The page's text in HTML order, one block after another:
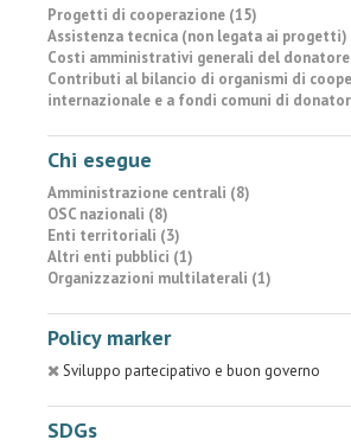
Progetti di cooperazione (15)
Assistenza tecnica (non legata ai progetti)
Costi amministrativi generali del
Contributi al bilancio di organismi di
internazionale e a fondi comuni di
Chi esegue
Amministrazione centrali (8)
OSC nazionali (8)
Enti territoriali (3)
Altri enti pubblici (1)
Organizzazioni multilaterali (1)
Policy marker
Sviluppo partecipativo e buon governo
SDGs